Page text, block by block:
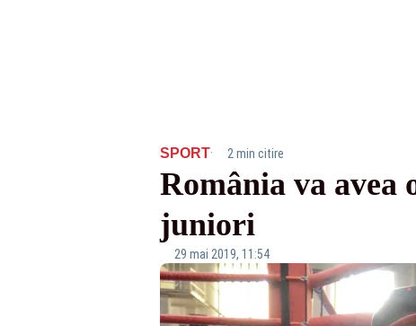
SPORT· 2 min citire
România va avea
juniori
29 mai 2019, 11:54